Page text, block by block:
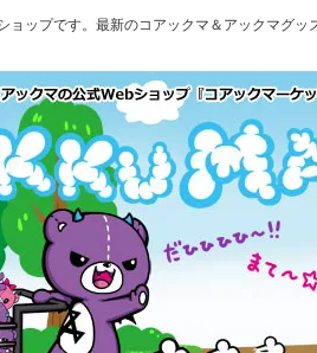
ョップです。最新のコアックマ＆アックマグ